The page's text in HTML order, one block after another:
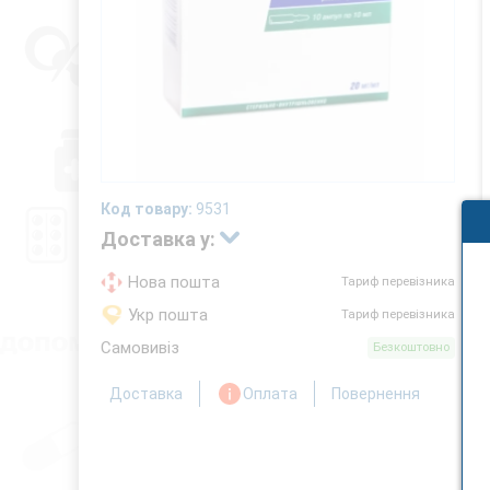
Код товару: 9531
Доставка у:
Нова пошта Тариф перевізника
Укр пошта Тариф перевізника
Самовивіз Безкоштовно
Доставка Оплата Повернення